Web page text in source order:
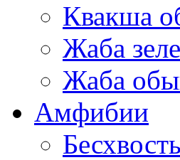
Квакша
Жаба
Жаба
Амфибии